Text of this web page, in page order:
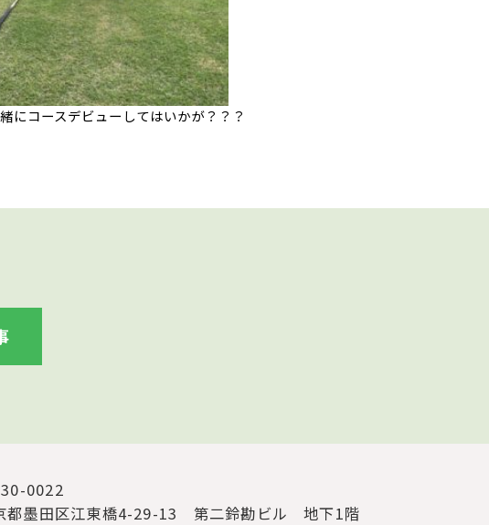
にコースデビューしてはいかが？？？
0022
都墨田区江東橋4-29-13 第二鈴勘ビル 地下1階